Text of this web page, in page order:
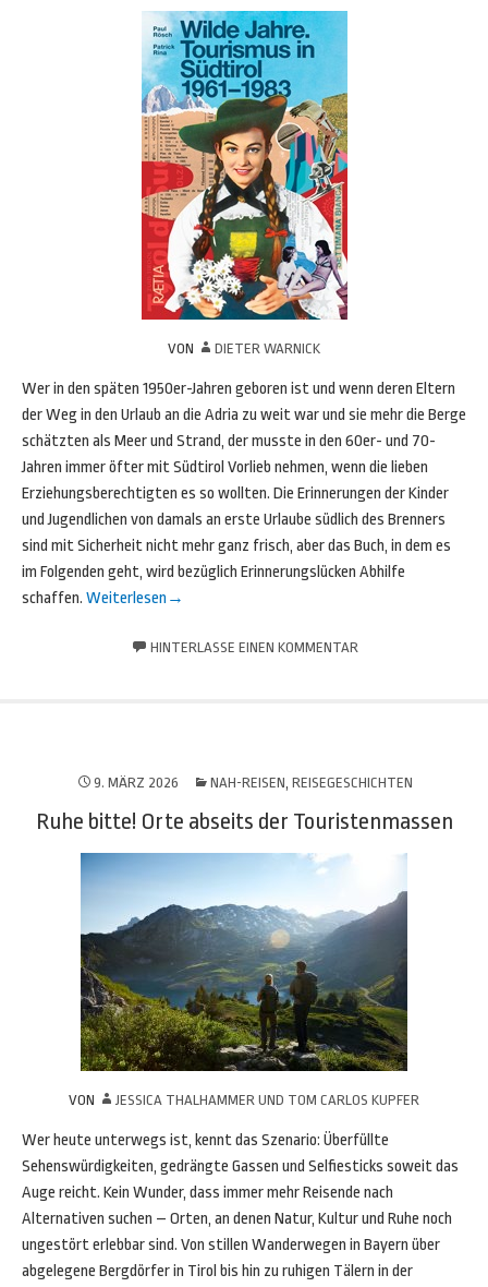
VON DIETER WARNICK
Wer in den späten 1950er-Jahren geboren ist und wenn deren Eltern
der Weg in den Urlaub an die Adria zu weit war und sie mehr die Berge
schätzten als Meer und Strand, der musste in den 60er- und 70-
Jahren immer öfter mit Südtirol Vorlieb nehmen, wenn die lieben
Erziehungsberechtigten es so wollten. Die Erinnerungen der Kinder
und Jugendlichen von damals an erste Urlaube südlich des Brenners
sind mit Sicherheit nicht mehr ganz frisch, aber das Buch, in dem es
im Folgenden geht, wird bezüglich Erinnerungslücken Abhilfe
schaffen. Weiterlesen →
HINTERLASSE EINEN KOMMENTAR
9. MÄRZ 2026 NAH-REISEN, REISEGESCHICHTEN
Ruhe bitte! Orte abseits der Touristenmassen
VON JESSICA THALHAMMER UND TOM CARLOS KUPFER
Wer heute unterwegs ist, kennt das Szenario: Überfüllte
Sehenswürdigkeiten, gedrängte Gassen und Selfiesticks soweit das
Auge reicht. Kein Wunder, dass immer mehr Reisende nach
Alternativen suchen – Orten, an denen Natur, Kultur und Ruhe noch
ungestört erlebbar sind. Von stillen Wanderwegen in Bayern über
abgelegene Bergdörfer in Tirol bis hin zu ruhigen Tälern in der